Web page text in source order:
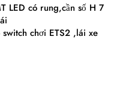
LED có rung,cần số H 7
chơi ETS2 ,lái xe